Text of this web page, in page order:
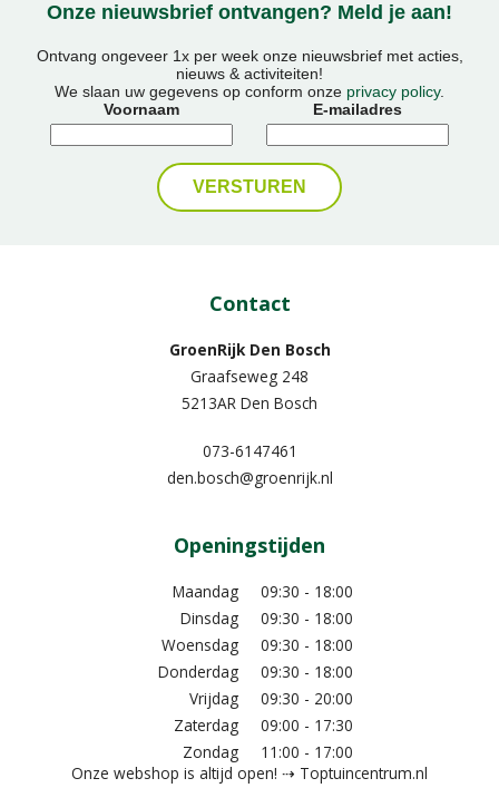
Onze nieuwsbrief ontvangen? Meld je aan!
Ontvang ongeveer 1x per week onze nieuwsbrief met acties,
nieuws & activiteiten!
We slaan uw gegevens op conform onze privacy policy.
Voornaam
E-mailadres
Contact
GroenRijk Den Bosch
Graafseweg 248
5213AR Den Bosch
073-6147461
den.bosch@groenrijk.nl
Openingstijden
Maandag
09:30 - 18:00
Dinsdag
09:30 - 18:00
Woensdag
09:30 - 18:00
Donderdag
09:30 - 18:00
Vrijdag
09:30 - 20:00
Zaterdag
09:00 - 17:30
Zondag
11:00 - 17:00
Onze webshop is altijd open! ⇢ Toptuincentrum.nl